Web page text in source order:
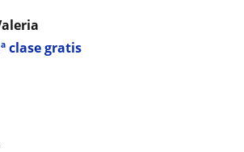
clase gratis